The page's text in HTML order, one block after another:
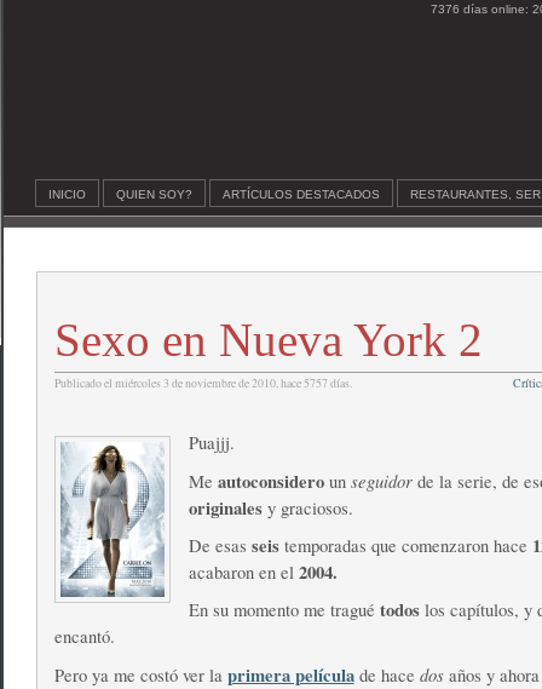
7376 días online:
INICIO QUIEN SOY? ARTÍCULOS DESTACADOS RESTAURANTES,
Sexo en Nueva York 2
Publicado el miércoles 3 de noviembre de 2010, hace 5757 días.
Puajjj.
Me autoconsideroun seguidorde la serie, de
originalesy graciosos.
De esas seistemporadas que comenzaron hace
acabaron en el 2004.
En su momento me tragué todoslos capítulos, y
encantó.
Pero ya me costó ver la primera películade hace dosaños y